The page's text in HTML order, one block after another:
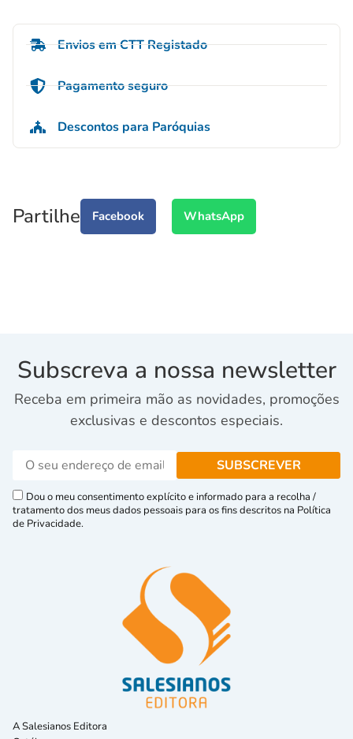
Envios em CTT Registado
Pagamento seguro
Descontos para Paróquias
Partilhe Facebook WhatsApp
Subscreva a nossa newsletter
Receba em primeira mão as novidades, promoções
exclusivas e descontos especiais.
Dou o meu consentimento explícito e informado para a recolha /
tratamento dos meus dados pessoais para os fins descritos na Política
de Privacidade.
A Salesianos Editora